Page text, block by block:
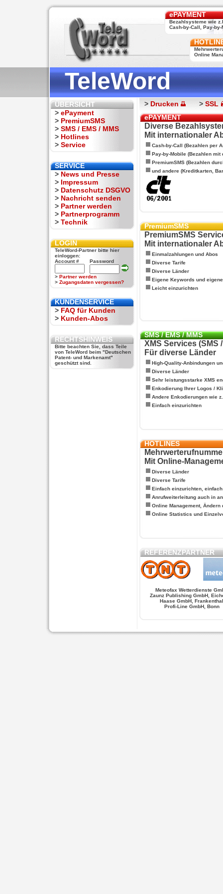
ePAYMENT
Bezahlsysteme wie
Cash-by-Call, Pay-by-
Online
TeleWord
ÜBERSICHT
> ePayment
> PremiumSMS
> SMS / EMS / MMS
> Hotlines
> Service
SERVICE
> News und Presse
> Impressum
> Datenschutz DSGVO
> Nachricht senden
> Partner werden
> Partnerprogramm
> Technik
LOGIN
TeleWord-Partner bitte hier
einloggen:
Account #
Password
> Partner werden
> Zugangsdaten vergessen?
KUNDENSERVICE
> FAQ für Kunden
> Kunden-Abos
RECHTSHINWEIS
Bitte beachten Sie, dass Teile
von TeleWord beim "Deutschen
Patent- und Markenamt"
geschützt sind.
> Drucken > SSL
ePAYMENT
Diverse
Mit internationaler
Cash-by-Call (Bezahlen per
Pay-by-Mobile (Bezahlen mit
PremiumSMS (Bezahlen
und andere (Kreditkarten,
PremiumSMS
PremiumSMS
Mit internationaler
Einmalzahlungen und Abos
Diverse Tarife
Diverse Länder
Eigene Keywords und
Leicht einzurichten
SMS / EMS / MMS
XMS Services (SMS
Für diverse Länder
High-Quality-Anbindungen
Diverse Länder
Sehr leistungsstarke XMS
Enkodierung Ihrer Logos /
Andere Enkodierungen wie
Einfach einzurichten
HOTLINES
Mit Online-
Diverse Länder
Diverse Tarife
Einfach einzurichten,
Anrufweiterleitung auch in
Online Management, Ändern
Online Statistics und
REFERENZPARTNER
Meteofax Wetterdienste
Zaunz Publishing GmbH,
Haase GmbH, Frankenthal
Profi-Line GmbH, Bonn